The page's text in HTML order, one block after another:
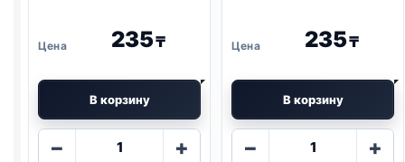
235₸
В корзину
−
Количество
+
235₸
В корзину
−
Количество
+